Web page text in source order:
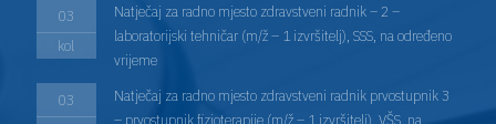
03
kol
Natječaj za radno mjesto zdravstveni radnik – 2 –
laboratorijski tehničar (m/ž – 1 izvršitelj), SSS, na određeno
vrijeme
03
Natječaj za radno mjesto zdravstveni radnik prvostupnik 3
– prvostupnik fizioterapije (m/ž – 1 izvršitelj), VŠS, na